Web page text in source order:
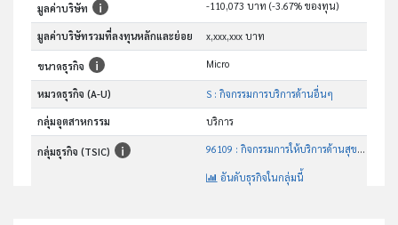
มูลค่าบริษัท -110,073 บาท (-3.67% ของทุน)
มูลค่าบริษัทรวมที่ลงทุนหลักและย่อย x,xxx,xxx บาท
ขนาดธุรกิจ Micro
หมวดธุรกิจ (A-U) S : กิจกรรมการบริการด้านอื่นๆ
กลุ่มอุตสาหกรรม บริการ
กลุ่มธุรกิจ (TSIC) 96109 : กิจกรรมการให้บริการด้านสุขภาพอื่นๆซึ่งมิได้จัดประเภทไว้ ในที่อื่น
อันดับธุรกิจในกลุ่มนี้